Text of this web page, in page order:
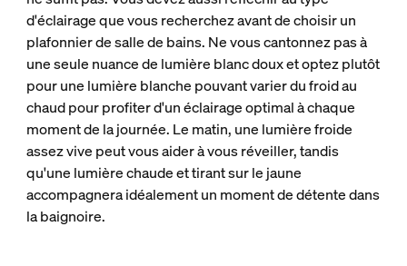
d'éclairage que vous recherchez avant de choisir un
plafonnier de salle de bains. Ne vous cantonnez pas à
une seule nuance de lumière blanc doux et optez plutôt
pour une lumière blanche pouvant varier du froid au
chaud pour profiter d'un éclairage optimal à chaque
moment de la journée. Le matin, une lumière froide
assez vive peut vous aider à vous réveiller, tandis
qu'une lumière chaude et tirant sur le jaune
accompagnera idéalement un moment de détente dans
la baignoire.